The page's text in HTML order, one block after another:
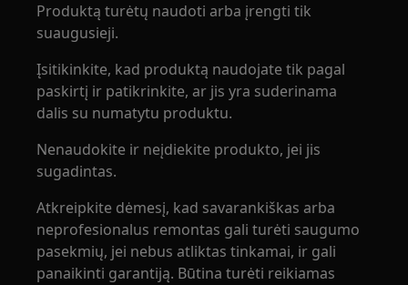
Produktą turėtų naudoti arba įrengti tik
suaugusieji.
Įsitikinkite, kad produktą naudojate tik pagal
paskirtį ir patikrinkite, ar jis yra suderinama
dalis su numatytu produktu.
Nenaudokite ir neįdiekite produkto, jei jis
sugadintas.
Atkreipkite dėmesį, kad savarankiškas arba
neprofesionalus remontas gali turėti saugumo
pasekmių, jei nebus atliktas tinkamai, ir gali
panaikinti garantiją. Būtina turėti reikiamas